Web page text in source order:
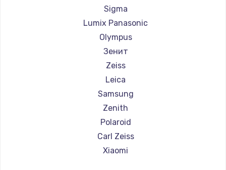
Sigma
Lumix Panasonic
Olympus
Зенит
Zeiss
Leica
Samsung
Zenith
Polaroid
Carl Zeiss
Xiaomi